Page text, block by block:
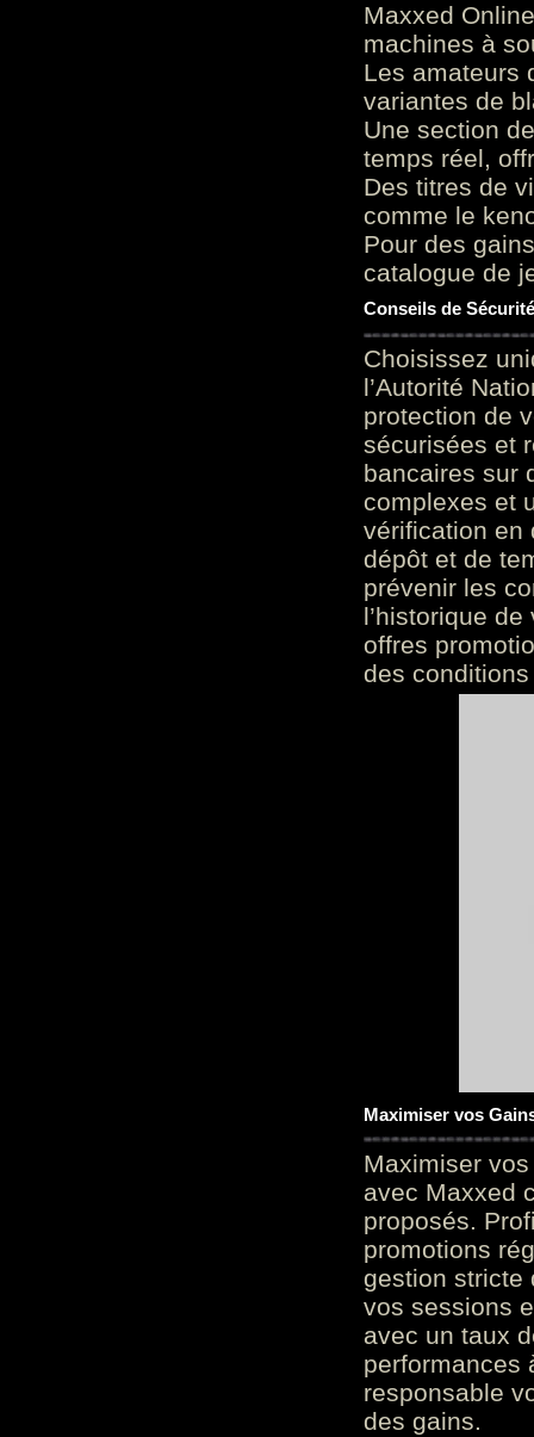
Maxxed
machines à
Les amateurs
variantes de
Une section
temps réel,
Des titres de
comme le
Pour des
catalogue de
Conseils de
Choisissez
l’Autorité
protection de
sécurisées et
bancaires sur
complexes et
vérification en
dépôt et de
prévenir les
l’historique
offres
des
Maximiser vos
Maximiser
avec Maxxed
proposés.
promotions
gestion stricte
vos sessions
avec un taux
performances
responsable
des gains.